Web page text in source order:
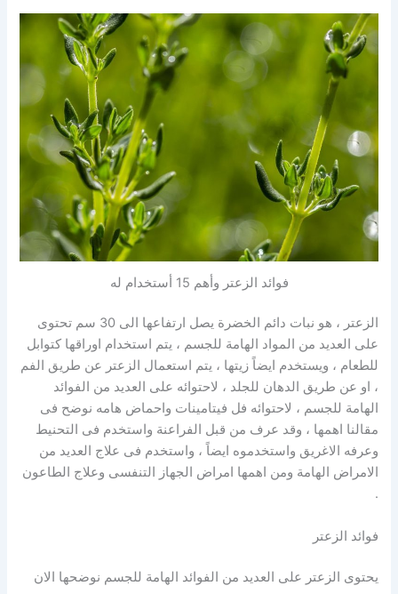
فوائد الزعتر وأهم 15 أستخدام له
الزعتر ، هو نبات دائم الخضرة يصل ارتفاعها الى 30 سم تحتوى
على العديد من المواد الهامة للجسم ، يتم استخدام اوراقها كتوابل
للطعام ، ويستخدم ايضاً زيتها ، يتم استعمال الزعتر عن طريق الفم
، او عن طريق الدهان للجلد ، لاحتوائه على العديد من الفوائد
الهامة للجسم ، لاحتوائه فل فيتامينات واحماض هامه نوضح فى
مقالنا اهمها ، وقد عرف من قبل الفراعنة واستخدم فى التحنيط
وعرفه الاغريق واستخدموه ايضاً ، واستخدم فى علاج العديد من
الامراض الهامة ومن اهمها امراض الجهاز التنفسى وعلاج الطاعون
.
فوائد الزعتر
يحتوى الزعتر على العديد من الفوائد الهامة للجسم نوضحها الان